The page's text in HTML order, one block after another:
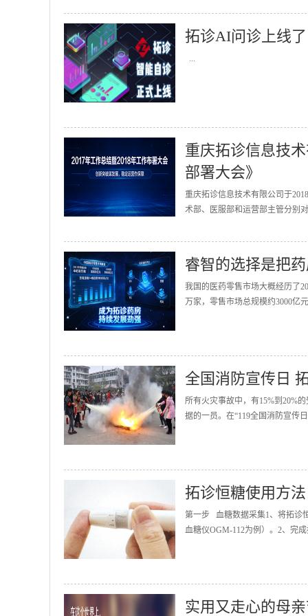
拓诊AI问诊上线了
...
重庆拓诊信息技
部署大会》
重庆拓诊信息技术有限公司于
术部、医服部和运营部主管分别
睿智的选择是把
我国的医药零售市场大概经历了
万家，零售市场总规模约3000亿
全国消防宣传日
所有火灾事故中，有15%到20%
据的一员。在“119全国消防宣传
拓诊恒糖使用方法
第一步 血糖数据采集1、将拓诊
血糖仪OGM-112为例）。2、完
实用又走心的母